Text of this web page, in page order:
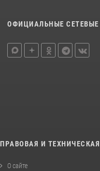
ОФИЦИАЛЬНЫЕ
ПРАВОВАЯ И
О сайте